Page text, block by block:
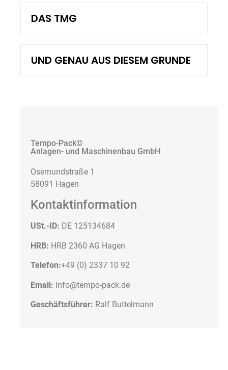
DAS TMG
UND GENAU AUS DIESEM GRUNDE
Tempo-Pack©
Anlagen- und Maschinenbau GmbH
Osemundstraße 1
58091 Hagen
Kontaktinformation
USt.-ID: DE 125134684
HRB: HRB 2360 AG Hagen
Telefon:+49 (0) 2337 10 92
Email: info@tempo-pack.de
Geschäftsführer: Ralf Buttelmann